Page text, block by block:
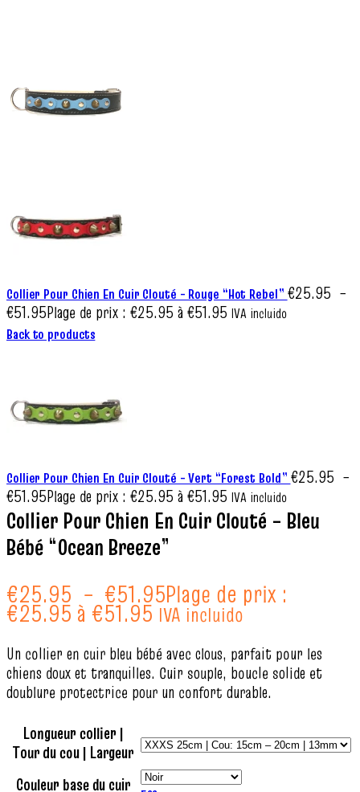
Collier Pour Chien En Cuir Clouté – Rouge “Hot Rebel” €25.95 –
€51.95Plage de prix : €25.95 à €51.95 IVA incluido
Back to products
Collier Pour Chien En Cuir Clouté – Vert “Forest Bold” €25.95 –
€51.95Plage de prix : €25.95 à €51.95 IVA incluido
Collier Pour Chien En Cuir Clouté – Bleu
Bébé “Ocean Breeze”
€25.95 – €51.95Plage de prix :
€25.95 à €51.95 IVA incluido
Un collier en cuir bleu bébé avec clous, parfait pour les
chiens doux et tranquilles. Cuir souple, boucle solide et
doublure protectrice pour un confort durable.
Longueur collier |
Tour du cou | Largeur
Couleur base du cuir